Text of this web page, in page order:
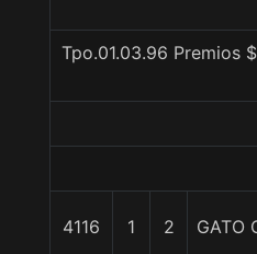
Tpo.01.03.96 Premios
4116 1 2 GATO